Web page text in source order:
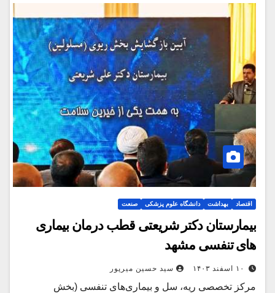
اقتصاد بهداشت دانشگاه علوم پزشکی صنعت
بیمارستان دکتر شریعتی قطب درمان بیماری
های تنفسی مشهد
۱۰ اسفند ۱۴۰۳ سید حسین میرپور
مرکز تخصصی ریه، سل و بیماری‌های تنفسی (بخش